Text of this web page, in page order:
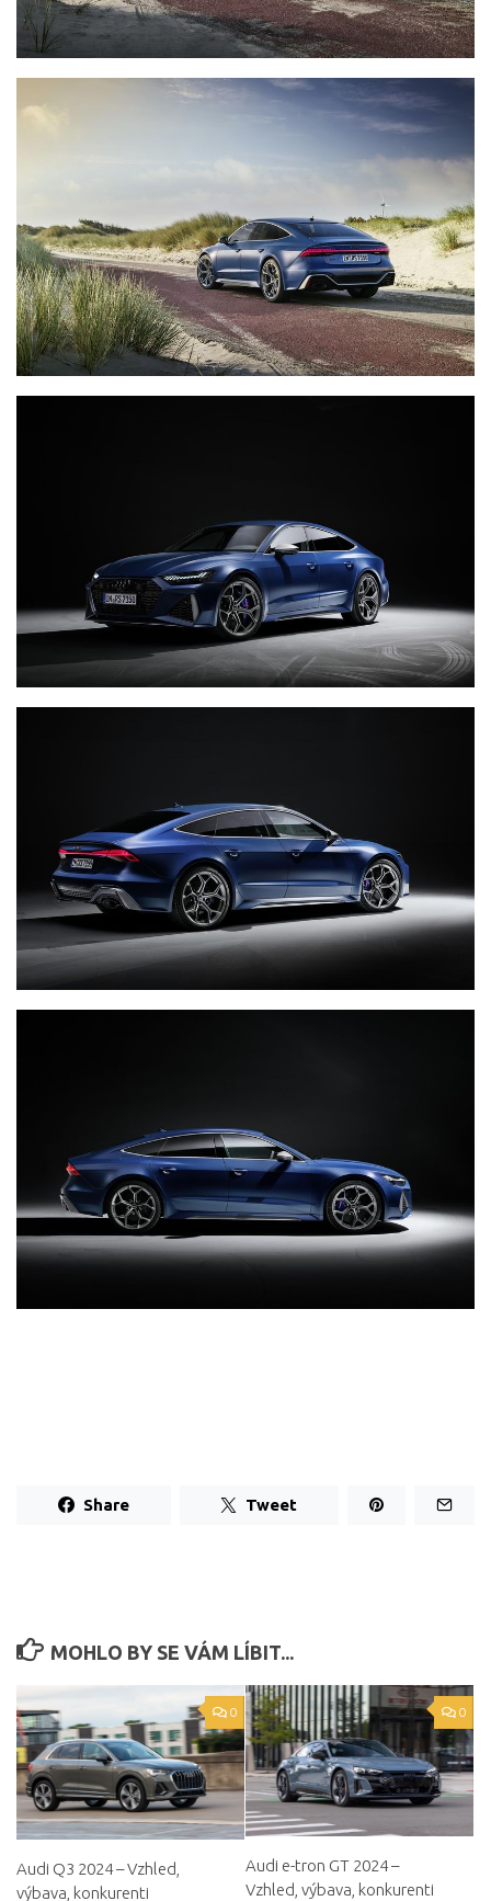
Share Tweet
MOHLO BY SE VÁM LÍBIT...
0
Audi Q3 2024 – Vzhled,
výbava, konkurenti
0
Audi e-tron GT 2024 –
Vzhled, výbava, konkurenti